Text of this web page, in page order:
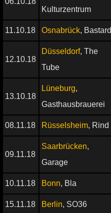
Kulturzentrum
11.10.18 Osnabrück, Bastard
12.10.18
Düsseldorf, The
Tube
13.10.18
Lüneburg,
Gasthausbrauerei
08.11.18 Rüsselsheim, Rind
09.11.18
Saarbrücken,
Garage
10.11.18 Bonn, Bla
15.11.18 Berlin, SO36